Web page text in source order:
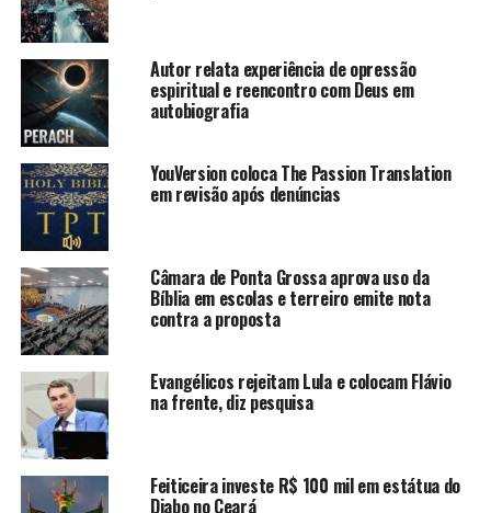
Autor relata experiência de opressão
espiritual e reencontro com Deus em
autobiografia
YouVersion coloca The Passion Translation
em revisão após denúncias
Câmara de Ponta Grossa aprova uso da
Bíblia em escolas e terreiro emite nota
contra a proposta
Evangélicos rejeitam Lula e colocam Flávio
na frente, diz pesquisa
Feiticeira investe R$ 100 mil em estátua do
Diabo no Ceará